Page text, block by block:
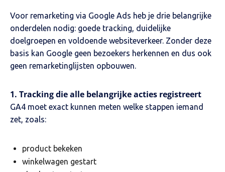
Voor remarketing via Google Ads heb je drie belangrijke
onderdelen nodig: goede tracking, duidelijke
doelgroepen en voldoende websiteverkeer. Zonder deze
basis kan Google geen bezoekers herkennen en dus ook
geen remarketinglijsten opbouwen.
1. Tracking die alle belangrijke acties registreert
GA4 moet exact kunnen meten welke stappen iemand
zet, zoals:
product bekeken
winkelwagen gestart